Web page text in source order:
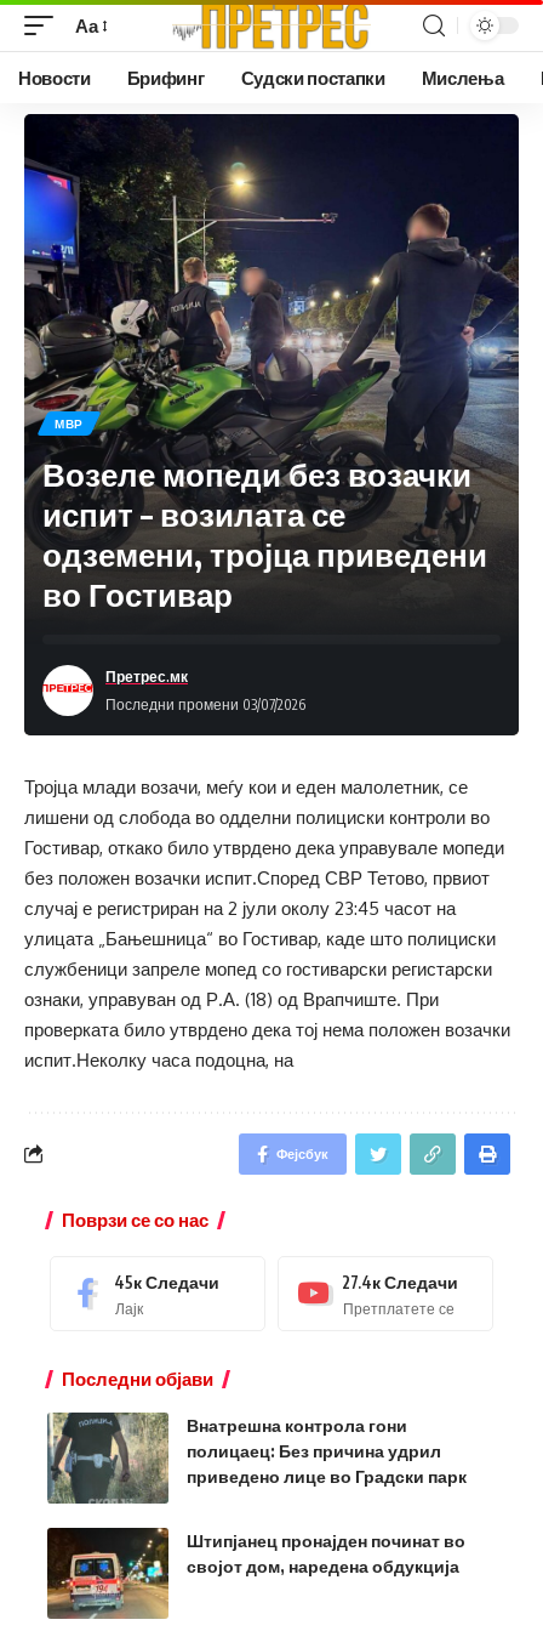
Аа
Новости Брифинг Судски постапки Мислења
МВР
Возеле мопеди без возачки
испит – возилата се
одземени, тројца приведени
во Гостивар
Последни промени 03/07/2026
Претрес.мк
Тројца млади возачи, меѓу кои и еден малолетник, се
лишени од слобода во одделни полициски контроли во
Гостивар, откако било утврдено дека управувале мопеди
без положен возачки испит.Според СВР Тетово, првиот
случај е регистриран на 2 јули околу 23:45 часот на
улицата „Бањешница“ во Гостивар, каде што полициски
службеници запреле мопед со гостиварски регистарски
ознаки, управуван од Р.А. (18) од Врапчиште. При
проверката било утврдено дека тој нема положен возачки
испит.Неколку часа подоцна, на
Фејсбук
Поврзи се со нас
45кСледачи
Лајк
27.4кСледачи
Претплатете се
Последни објави
Внатрешна контрола гони
полицаец: Без причина удрил
приведено лице во Градски парк
Штипјанец пронајден починат во
својот дом, наредена обдукција